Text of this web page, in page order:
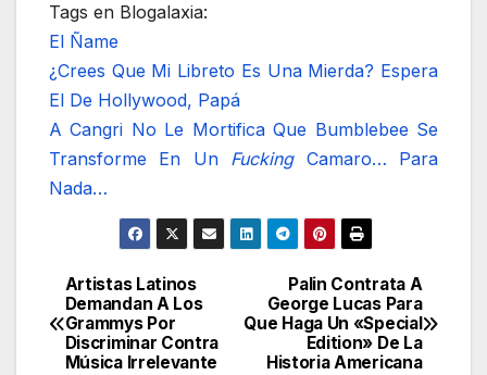
Tags en Blogalaxia:
El Ñame
¿Crees Que Mi Libreto Es Una Mierda? Espera
El De Hollywood, Papá
A Cangri No Le Mortifica Que Bumblebee Se
Transforme En Un FuckingCamaro… Para
Nada…
Navegación
de
Palin Contrata A
George Lucas Para
Que Haga Un «Special
Edition» De La
Historia Americana
Artistas Latinos
Demandan A Los
Grammys Por
Discriminar Contra
Música Irrelevante